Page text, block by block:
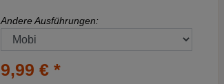
Andere Ausführungen:
9,99 € *